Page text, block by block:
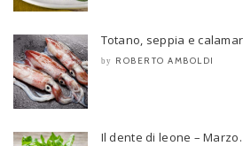
Totano, seppia e
by ROBERTO AMBOLDI
Il dente di leone – Marzo.